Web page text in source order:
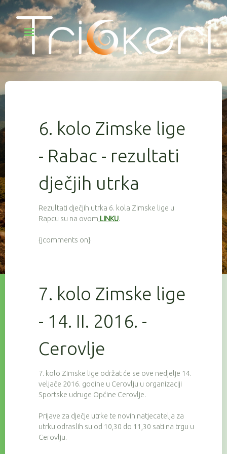
6. kolo Zimske lige
- Rabac - rezultati
dječjih utrka
Rezultati dječjih utrka 6. kola Zimske lige u
Rapcu su na ovom LINKU.
{jcomments on}
7. kolo Zimske lige
- 14. II. 2016. -
Cerovlje
7. kolo Zimske lige održat će se ove nedjelje 14.
veljače 2016. godine u Cerovlju u organizaciji
Sportske udruge Općine Cerovlje.
Prijave za dječje utrke te novih natjecatelja za
utrku odraslih su od 10,30 do 11,30 sati na trgu u
Cerovlju.